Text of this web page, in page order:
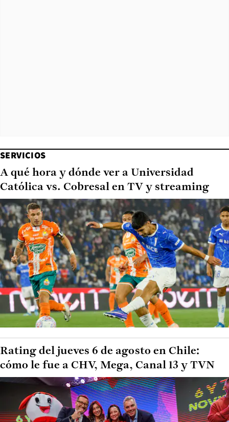
SERVICIOS
A qué hora y dónde ver a Universidad
Católica vs. Cobresal en TV y streaming
Rating del jueves 6 de agosto en Chile:
cómo le fue a CHV, Mega, Canal 13 y TVN